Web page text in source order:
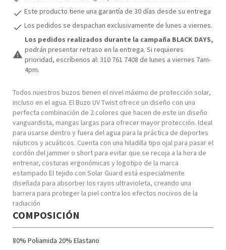
Todos nuestros buzos tienen el nivel máximo de protección solar,
incluso en el agua. El Buzo UV Twist ofrece un diseño con una
perfecta combinación de 2 colores que hacen de este un diseño
vanguardista, mangas largas para ofrecer mayor protección. Ideal
para usarse dentro y fuera del agua para la práctica de deportes
náuticos y acuáticos. Cuenta con una hiladilla tipo ojal para pasar el
cordón del jammer o short para evitar que se recoja a la hora de
entrenar, costuras ergonómicas y logotipo de la marca
estampado El tejido con Solar Guard está especialmente
diseñada para absorber los rayos ultravioleta, creando una
barrera para proteger la piel contra los efectos nocivos de la
radiación
check Este producto tiene una garantía de 30 días desde su entrega
check Los pedidos se despachan exclusivamente de lunes a viernes.
warning
Los pedidos realizados durante la campaña BLACK DAYS,
podrán presentar retraso en la entrega. Si requieres
prioridad, escríbenos al: 310 761 7408 de lunes a viernes 7am-
4pm.
COMPOSICIÓN
80% Poliamida 20% Elastano